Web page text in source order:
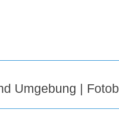
Umgebung |